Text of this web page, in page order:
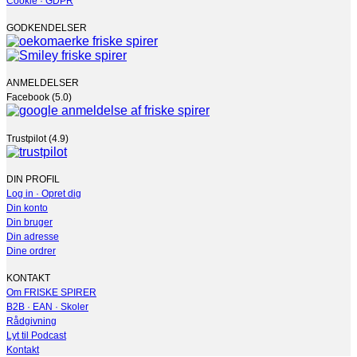
GODKENDELSER
ANMELDELSER
Facebook (5.0)
Trustpilot (4.9)
DIN PROFIL
Log in · Opret dig
Din konto
Din bruger
Din adresse
Dine ordrer
KONTAKT
Om FRISKE SPIRER
B2B · EAN · Skoler
Rådgivning
Lyt til Podcast
Kontakt